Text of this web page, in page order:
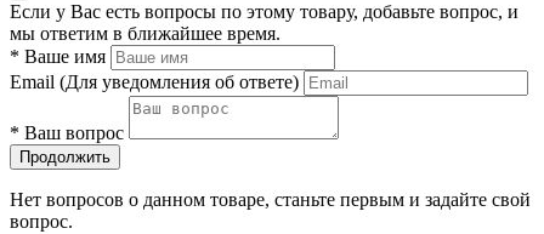
Если у Вас есть вопросы по этому товару, добавьте вопрос, и
мы ответим в ближайшее время.
* Ваше имя
Email (Для уведомления об ответе)
* Ваш вопрос
Продолжить
Нет вопросов о данном товаре, станьте первым и задайте свой
вопрос.